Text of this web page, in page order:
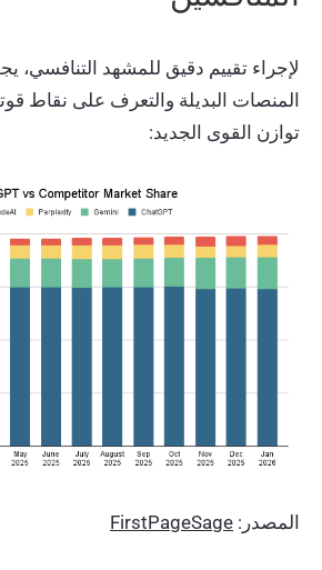
لإجراء تقييم دقيق للمشهد التنافسي،
المنصات البديلة والتعرف على نقاط
توازن القوى الجديد:
المصدر: FirstPageSage